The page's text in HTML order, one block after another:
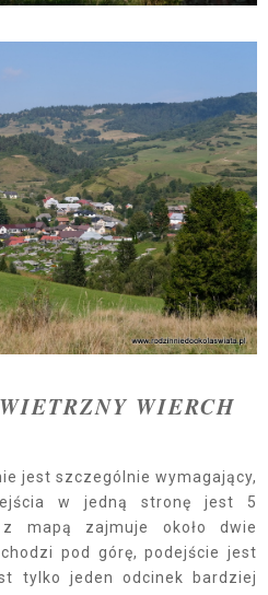
WIERCH
jest szczególnie wymagający,
w jedną stronę jest 5
mapą zajmuje około dwie
pod górę, podejście jest
tylko jeden odcinek bardziej